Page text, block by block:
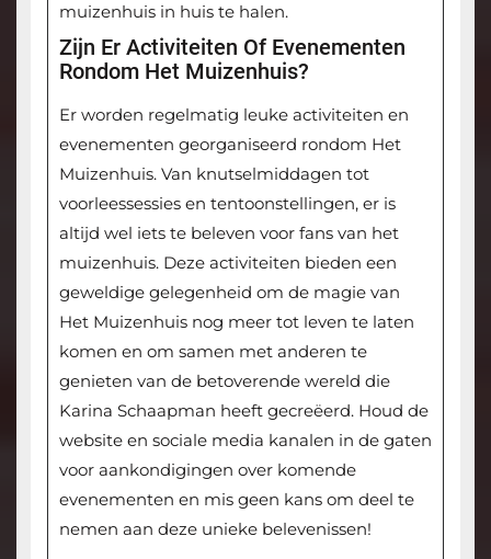
muizenhuis in huis te halen.
Zijn Er Activiteiten Of Evenementen
Rondom Het Muizenhuis?
Er worden regelmatig leuke activiteiten en
evenementen georganiseerd rondom Het
Muizenhuis. Van knutselmiddagen tot
voorleessessies en tentoonstellingen, er is
altijd wel iets te beleven voor fans van het
muizenhuis. Deze activiteiten bieden een
geweldige gelegenheid om de magie van
Het Muizenhuis nog meer tot leven te laten
komen en om samen met anderen te
genieten van de betoverende wereld die
Karina Schaapman heeft gecreëerd. Houd de
website en sociale media kanalen in de gaten
voor aankondigingen over komende
evenementen en mis geen kans om deel te
nemen aan deze unieke belevenissen!